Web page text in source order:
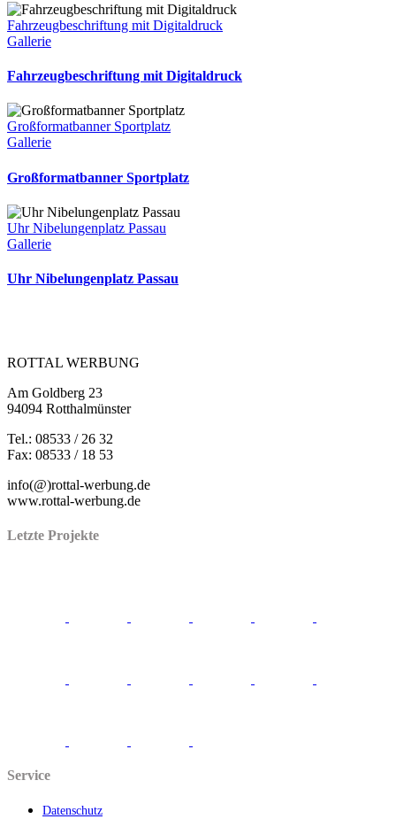
Fahrzeugbeschriftung mit Digitaldruck
Gallerie
Fahrzeugbeschriftung mit Digitaldruck
Großformatbanner Sportplatz
Gallerie
Großformatbanner Sportplatz
Uhr Nibelungenplatz Passau
Gallerie
Uhr Nibelungenplatz Passau
ROTTAL WERBUNG
Am Goldberg 23
94094 Rotthalmünster
Tel.: 08533 / 26 32
Fax: 08533 / 18 53
info(@)rottal-werbung.de
www.rottal-werbung.de
Letzte Projekte
Service
Datenschutz